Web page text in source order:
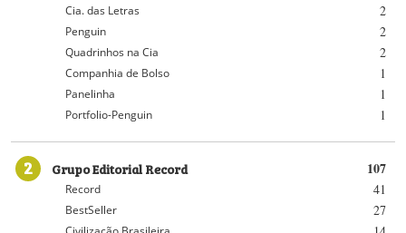
2
Cia. das Letras
2
Penguin
2
Quadrinhos na Cia
1
Companhia de Bolso
1
Panelinha
1
Portfolio-Penguin
2 107
Grupo Editorial Record
41
Record
27
BestSeller